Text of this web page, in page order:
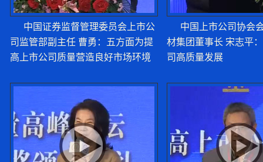
新坐标副总经理郑晓
金牌橱柜温建怀：家
升级
中国证券监督管理委员会上市公
司监管部副主任 曹勇：五方面为提
高上市公司质量营造良好市场环境
中国上市公司协会
材集团董事长 宋志平
司高质量发展